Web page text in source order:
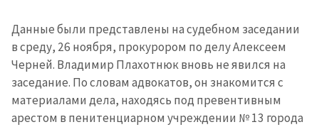
Данные были представлены на судебном заседании
в среду, 26 ноября, прокурором по делу Алексеем
Черней. Владимир Плахотнюк вновь не явился на
заседание. По словам адвокатов, он знакомится с
материалами дела, находясь под превентивным
арестом в пенитенциарном учреждении № 13 города